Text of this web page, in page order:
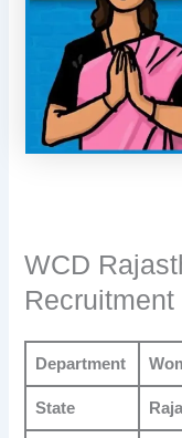
WCD
Department
State